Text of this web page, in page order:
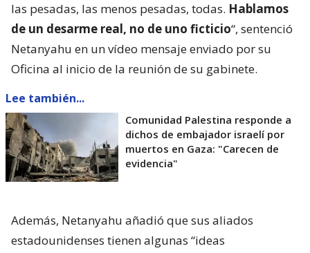
las pesadas, las menos pesadas, todas. Hablamos
de un desarme real, no de uno ficticio“, sentenció
Netanyahu en un vídeo mensaje enviado por su
Oficina al inicio de la reunión de su gabinete.
Lee también...
Comunidad Palestina responde a
dichos de embajador israelí por
muertos en Gaza: "Carecen de
evidencia"
Además, Netanyahu añadió que sus aliados
estadounidenses tienen algunas “ideas